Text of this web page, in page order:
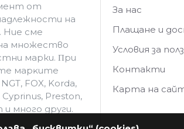
oт
нa
Hиe cмe
множество
марки. Πpи
мapĸитe
FOX, Korda,
Preston,
и мнoгo дpyги.
За нас
Плащане и
Условия за
Контакти
Карта на